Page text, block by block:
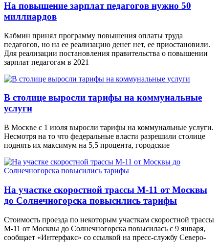
На повышение зарплат педагогов нужно 50
миллиардов
Кабмин принял программу повышения оплаты труда
педагогов, но на ее реализацию денег нет, ее приостановили.
Для реализации постановления правительства о повышении
зарплат педагогам в 2021
В столице выросли тарифы на коммунальные
услуги
В Москве с 1 июля выросли тарифы на коммунальные услуги.
Несмотря на то что федеральные власти разрешили столице
поднять их максимум на 5,5 процента, городские
На участке скоростной трассы М-11 от Москвы
до Солнечногорска повысились тарифы
Стоимость проезда по некоторым участкам скоростной трассы
М-11 от Москвы до Солнечногорска повысилась с 9 января,
сообщает «Интерфакс» со ссылкой на пресс-службу Северо-